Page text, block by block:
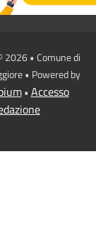
2026 • Comune di
• Powered by
• Accesso